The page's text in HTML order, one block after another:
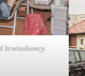
krwiodawcy.